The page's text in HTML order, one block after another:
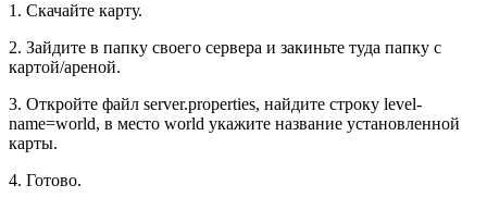
1. Скачайте карту.
2. Зайдите в папку своего сервера и закиньте туда папку с
картой/ареной.
3. Откройте файл server.properties, найдите строку level-
name=world, в место world укажите название установленной
карты.
4. Готово.